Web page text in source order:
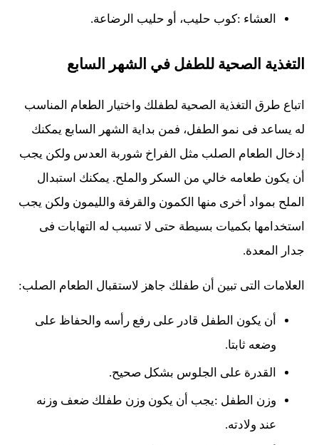
العشاء :كوب حليب، أو حليب الرضاعة.
التغذية الصحية للطفل في الشهر السابع
اتباع طرق التغذية الصحية لطفلك واختيار الطعام المناسب
له يساعد فى نمو الطفل، فمن بداية الشهر السابع يمكنك
إدخال الطعام الصلب مثل الفراخ شوربة العدس ولكن يجب
أن يكون طعامه خالي من السكر والملح. يمكنك استبدال
الملح بمواد أخرى منها الكمون والقرفة والليمون ولكن يجب
استخدامها بكميات بسيطة حتى لا تسبب له التهابات فى
جدار المعدة.
العلامات التى تبين أن طفلك جاهز لاستقبال الطعام الصلب:
أن يكون الطفل قادر على رفع رأسه والحفاظ على
وضعه ثابتا.
القدرة على الجلوس بشكل صحيح.
وزن الطفل :يجب أن يكون وزن طفلك ضعف وزنه
عند ولادته.